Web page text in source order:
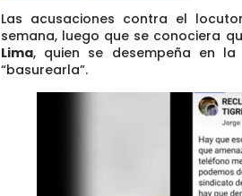
Las acusaciones contra el
semana, luego que se conociera
Lima, quien se desempeña en la
“basurearla”.